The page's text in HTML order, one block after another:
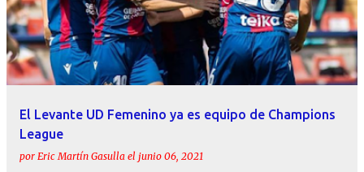
El Levante UD Femenino ya es equipo de Champions
League
por Eric Martín Gasulla el junio 06, 2021